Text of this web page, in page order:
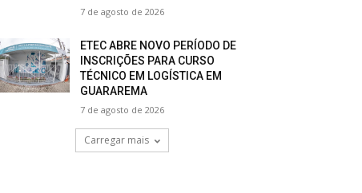
7 de agosto de 2026
ETEC ABRE NOVO PERÍODO DE
INSCRIÇÕES PARA CURSO
TÉCNICO EM LOGÍSTICA EM
GUARAREMA
7 de agosto de 2026
Carregar mais